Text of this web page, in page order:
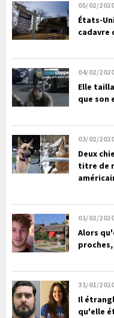
05/02/2020
États-
cadavre
04/02/2020
Elle
que son
03/02/2020
Deux
titre de
01/02/2020
Alors
31/01/2020
Il
qu'elle